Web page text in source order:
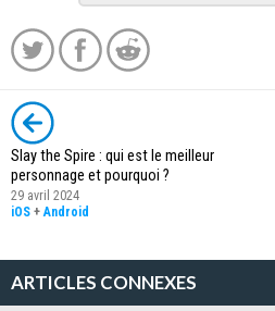
Slay the Spire : qui est le meilleur
personnage et pourquoi ?
29 avril 2024
iOS +Android
ARTICLES CONNEXES